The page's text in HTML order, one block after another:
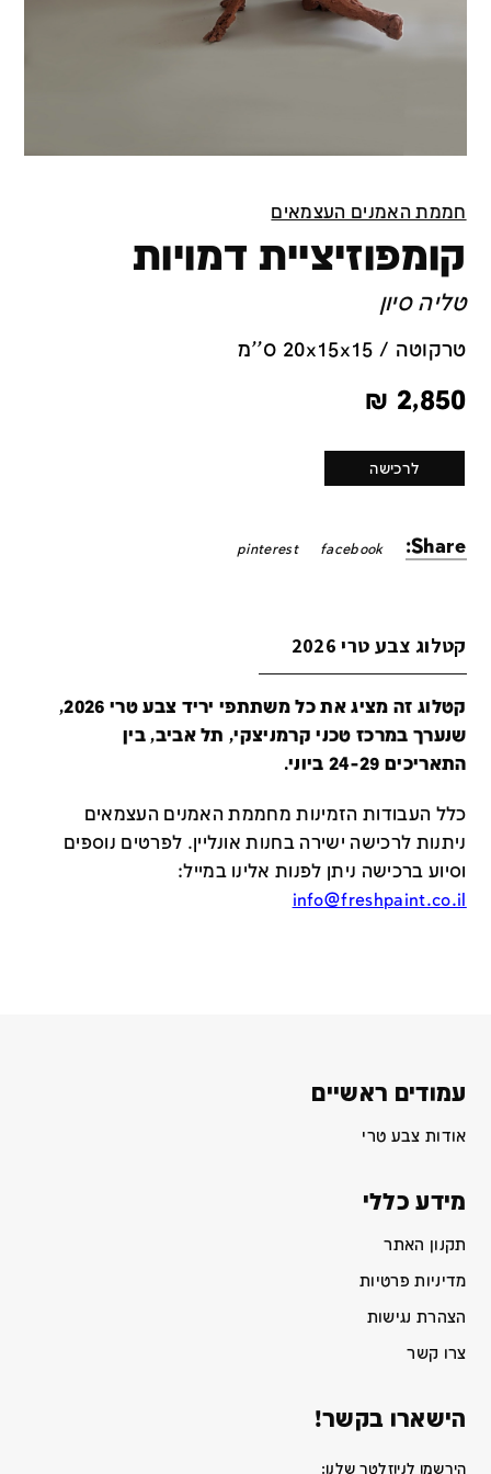
חממת האמנים העצמאים
קומפוזיציית דמויות
טליה סיון
טרקוטה / 20x15x15 ס''מ
2,850
₪
לרכישה
Share:
facebook
pinterest
קטלוג צבע טרי 2026
קטלוג זה מציג את כל משתתפי יריד צבע טרי 2026,
שנערך במרכז טכני קרמניצקי, תל אביב, בין
התאריכים 24-29 ביוני.
כלל העבודות הזמינות מחממת האמנים העצמאים
ניתנות לרכישה ישירה בחנות אונליין. לפרטים נוספים
וסיוע ברכישה ניתן לפנות אלינו במייל:
info@freshpaint.co.il
עמודים ראשיים
אודות צבע טרי
מידע כללי
תקנון האתר
מדיניות פרטיות
הצהרת נגישות
צרו קשר
הישארו בקשר!
הירשמו לניוזלטר שלנו: